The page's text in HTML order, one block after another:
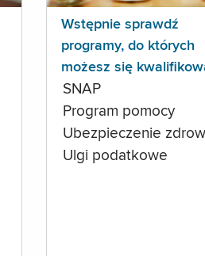
Wstępnie sprawdź
programy, do których
możesz się
SNAP
Program pomocy
Ubezpieczenie
Ulgi podatkowe